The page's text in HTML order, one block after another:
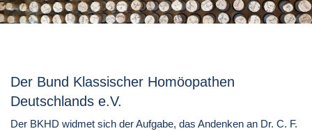
Der Bund Klassischer Homöopathen
Deutschlands e.V.
Der BKHD widmet sich der Aufgabe, das Andenken an Dr. C. F.